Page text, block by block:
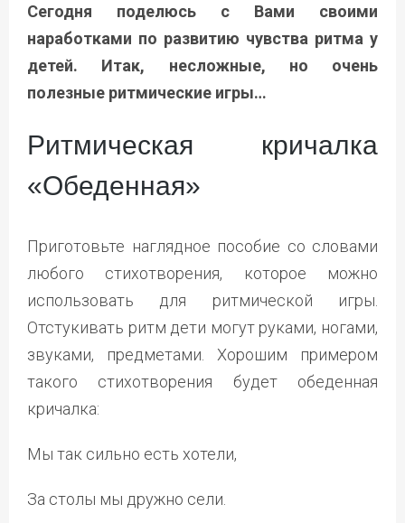
Сегодня поделюсь с Вами своими
наработками по развитию чувства ритма у
детей. Итак, несложные, но очень
полезные ритмические игры…
Ритмическая кричалка
«Обеденная»
Приготовьте наглядное пособие со словами
любого стихотворения, которое можно
использовать для ритмической игры.
Отстукивать ритм дети могут руками, ногами,
звуками, предметами. Хорошим примером
такого стихотворения будет обеденная
кричалка:
Мы так сильно есть хотели,
За столы мы дружно сели.